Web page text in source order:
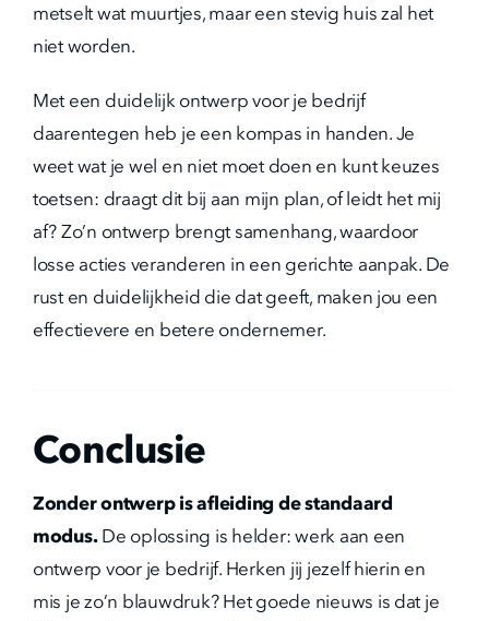
metselt wat muurtjes, maar een stevig huis zal het
niet worden.
Met een duidelijk ontwerp voor je bedrijf
daarentegen heb je een kompas in handen. Je
weet wat je wel en niet moet doen en kunt keuzes
toetsen: draagt dit bij aan mijn plan, of leidt het mij
af? Zo’n ontwerp brengt samenhang, waardoor
losse acties veranderen in een gerichte aanpak. De
rust en duidelijkheid die dat geeft, maken jou een
effectievere en betere ondernemer.
Conclusie
Zonder ontwerp is afleiding de standaard
modus.De oplossing is helder: werk aan een
ontwerp voor je bedrijf. Herken jij jezelf hierin en
mis je zo’n blauwdruk? Het goede nieuws is dat je